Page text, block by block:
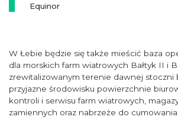
Equinor
W Łebie będzie się także mieścić baza
dla morskich farm wiatrowych Bałtyk II i
zrewitalizowanym terenie dawnej stoczni
przyjazne środowisku powierzchnie
kontroli i serwisu farm wiatrowych,
zamiennych oraz nabrzeże do